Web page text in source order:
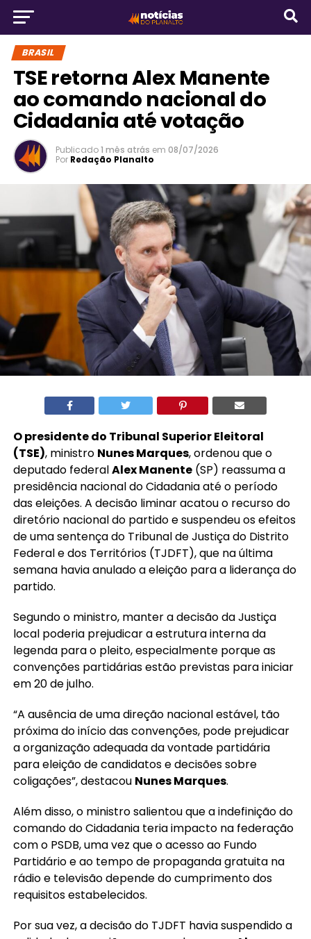
BRASIL
TSE retorna Alex Manente
ao comando nacional do
Cidadania até votação
Publicado1 mês atrás em 08/07/2026
Por Redação Planalto
O presidente do Tribunal Superior Eleitoral
(TSE), ministro Nunes Marques, ordenou que o
deputado federalAlex Manente(SP) reassuma a
presidência nacional do Cidadania até o período
das eleições. A decisão liminar acatou o recurso do
diretório nacional do partido e suspendeu os efeitos
de uma sentença do Tribunal de Justiça do Distrito
Federal e dos Territórios (TJDFT), que na última
semana havia anulado a eleição para a liderança do
partido.
Segundo o ministro, manter a decisão da Justiça
local poderia prejudicar a estrutura interna da
legenda para o pleito, especialmente porque as
convenções partidárias estão previstas para iniciar
em 20 de julho.
“A ausência de uma direção nacional estável, tão
próxima do início das convenções, pode prejudicar
a organização adequada da vontade partidária
para eleição de candidatos e decisões sobre
coligações”, destacou Nunes Marques.
Além disso, o ministro salientou que a indefinição do
comando do Cidadania teria impacto na federação
com o PSDB, uma vez que o acesso ao Fundo
Partidário e ao tempo de propaganda gratuita na
rádio e televisão depende do cumprimento dos
requisitos estabelecidos.
Por sua vez, a decisão do TJDFT havia suspendido a